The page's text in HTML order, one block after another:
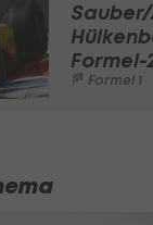
Formel-
Formel 1